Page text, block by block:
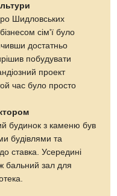
Шидловських
сім'ї було
достатньо
побудувати
проект
час було просто
будинок з каменю був
будівлями та
ставка. Усередині
бальний зал для